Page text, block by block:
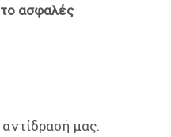
ασφαλές
μας.